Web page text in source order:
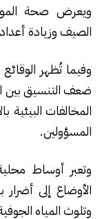
ويعرض صحة
الصيف وزيادة
وفيما تُظهر الوقائع
ضعف التنسيق بين
المخالفات
المسؤولين.
وتعبر أوساط
الأوضاع إلى
وتلوث المياه